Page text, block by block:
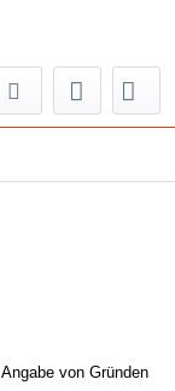
von Gründen